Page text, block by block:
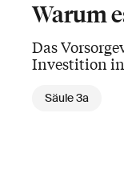
Warum
Das
Investition in
Säule 3a